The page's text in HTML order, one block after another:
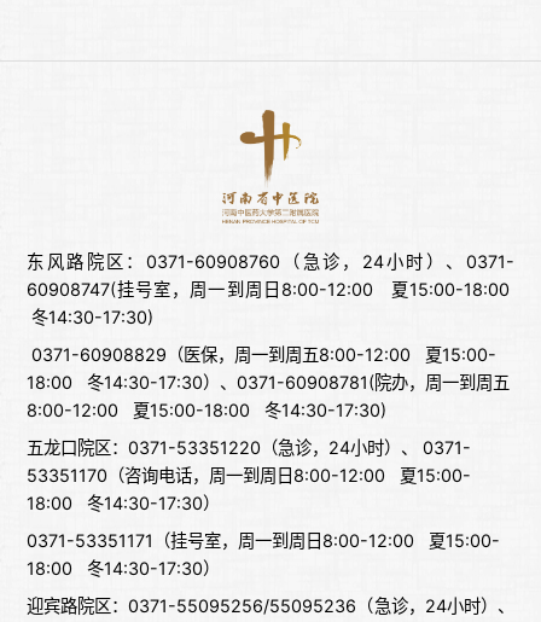
东风路院区：0371-60908760（急诊，24小时）、0371-
60908747(挂号室，周一到周日8:00-12:00 夏15:00-18:00
冬14:30-17:30)
0371-60908829（医保，周一到周五8:00-12:00 夏15:00-
18:00 冬14:30-17:30）、0371-60908781(院办，周一到周五
8:00-12:00 夏15:00-18:00 冬14:30-17:30)
五龙口院区：0371-53351220（急诊，24小时）、 0371-
53351170（咨询电话，周一到周日8:00-12:00 夏15:00-
18:00 冬14:30-17:30）
0371-53351171（挂号室，周一到周日8:00-12:00 夏15:00-
18:00 冬14:30-17:30）
迎宾路院区：0371-55095256/55095236（急诊，24小时）、